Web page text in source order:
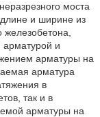
моста
и ширине из
и
арматуры на
арматура
в
так и в
арматуры на